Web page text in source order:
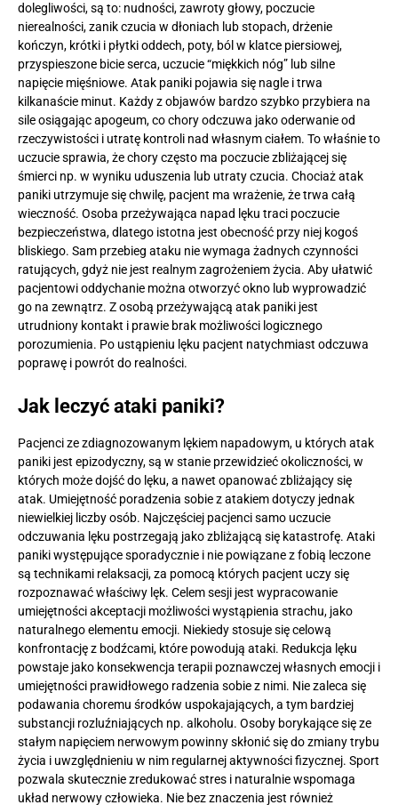
dolegliwości, są to: nudności, zawroty głowy, poczucie
nierealności, zanik czucia w dłoniach lub stopach, drżenie
kończyn, krótki i płytki oddech, poty, ból w klatce piersiowej,
przyspieszone bicie serca, uczucie “miękkich nóg” lub silne
napięcie mięśniowe. Atak paniki pojawia się nagle i trwa
kilkanaście minut. Każdy z objawów bardzo szybko przybiera na
sile osiągając apogeum, co chory odczuwa jako oderwanie od
rzeczywistości i utratę kontroli nad własnym ciałem. To właśnie to
uczucie sprawia, że chory często ma poczucie zbliżającej się
śmierci np. w wyniku uduszenia lub utraty czucia. Chociaż atak
paniki utrzymuje się chwilę, pacjent ma wrażenie, że trwa całą
wieczność. Osoba przeżywająca napad lęku traci poczucie
bezpieczeństwa, dlatego istotna jest obecność przy niej kogoś
bliskiego. Sam przebieg ataku nie wymaga żadnych czynności
ratujących, gdyż nie jest realnym zagrożeniem życia. Aby ułatwić
pacjentowi oddychanie można otworzyć okno lub wyprowadzić
go na zewnątrz. Z osobą przeżywającą atak paniki jest
utrudniony kontakt i prawie brak możliwości logicznego
porozumienia. Po ustąpieniu lęku pacjent natychmiast odczuwa
poprawę i powrót do realności.
Jak leczyć ataki paniki?
Pacjenci ze zdiagnozowanym lękiem napadowym, u których atak
paniki jest epizodyczny, są w stanie przewidzieć okoliczności, w
których może dojść do lęku, a nawet opanować zbliżający się
atak. Umiejętność poradzenia sobie z atakiem dotyczy jednak
niewielkiej liczby osób. Najczęściej pacjenci samo uczucie
odczuwania lęku postrzegają jako zbliżającą się katastrofę. Ataki
paniki występujące sporadycznie i nie powiązane z fobią leczone
są technikami relaksacji, za pomocą których pacjent uczy się
rozpoznawać właściwy lęk. Celem sesji jest wypracowanie
umiejętności akceptacji możliwości wystąpienia strachu, jako
naturalnego elementu emocji. Niekiedy stosuje się celową
konfrontację z bodźcami, które powodują ataki. Redukcja lęku
powstaje jako konsekwencja terapii poznawczej własnych emocji i
umiejętności prawidłowego radzenia sobie z nimi. Nie zaleca się
podawania choremu środków uspokajających, a tym bardziej
substancji rozluźniających np. alkoholu. Osoby borykające się ze
stałym napięciem nerwowym powinny skłonić się do zmiany trybu
życia i uwzględnieniu w nim regularnej aktywności fizycznej. Sport
pozwala skutecznie zredukować stres i naturalnie wspomaga
układ nerwowy człowieka. Nie bez znaczenia jest również